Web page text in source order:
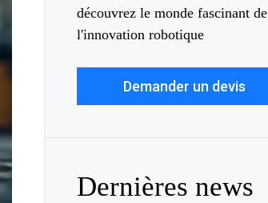
découvrez le monde fascinant de
l'innovation robotique
Demander un devis
Dernières news